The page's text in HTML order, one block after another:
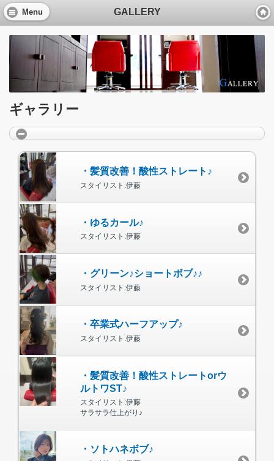
Menu GALLERY
ギャラリー
・髪質改善！酸性ストレート♪
スタイリスト:伊藤
・ゆるカール♪
スタイリスト:伊藤
・グリーン♪ショートボブ♪♪
スタイリスト:伊藤
・卒業式ハーフアップ♪
スタイリスト:伊藤
・髪質改善！酸性ストレートorウ
ルトワST♪
スタイリスト:伊藤
サラサラ仕上がり♪
・ソトハネボブ♪